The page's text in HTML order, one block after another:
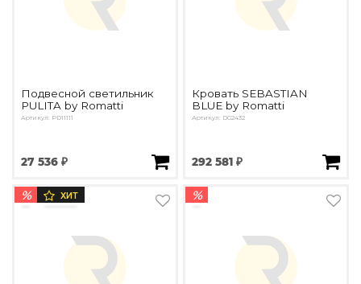
Подвесной светильник
PULITA by Romatti
Артикул: PD11111
27 536 ₽
Кровать SEBASTIAN
BLUE by Romatti
Артикул: DG2432
292 581 ₽
% ХИТ %